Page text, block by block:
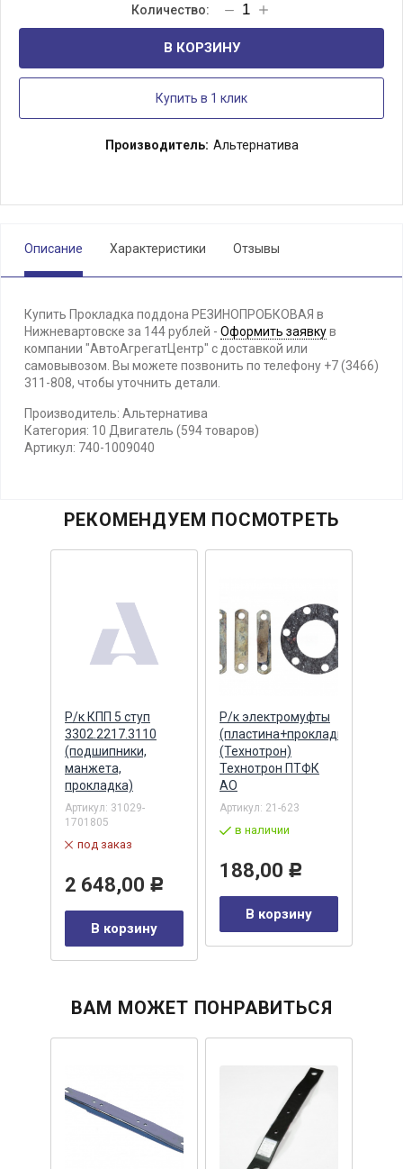
В КОРЗИНУ
Купить в 1 клик
Производитель: Альтернатива
Описание Характеристики Отзывы
Купить Прокладка поддона РЕЗИНОПРОБКОВАЯ в
Нижневартовске за 144 рублей - Оформить заявкув
компании "АвтоАгрегатЦентр" с доставкой или
самовывозом. Вы можете позвонить по телефону +7 (3466)
311-808, чтобы уточнить детали.
Производитель: Альтернатива
Категория: 10 Двигатель (594 товаров)
Артикул: 740-1009040
РЕКОМЕНДУЕМ ПОСМОТРЕТЬ
Р/к КПП 5 ступ
3302.2217.3110
(подшипники,
манжета,
прокладка)
Артикул: 31029-
1701805
под заказ
2 648,00 Р
В корзину
Р/к электромуфты
(пластина+прокладка)
(Технотрон)
Технотрон ПТФК
АО
Артикул: 21-623
в наличии
188,00 Р
В корзину
ВАМ МОЖЕТ ПОНРАВИТЬСЯ